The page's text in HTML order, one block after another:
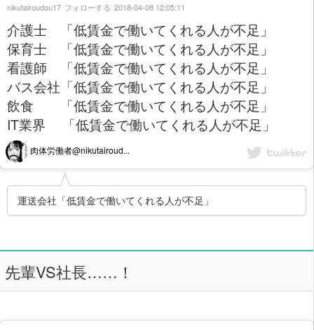
介護士 「低賃金で働いてくれる人が不足」
保育士 「低賃金で働いてくれる人が不足」
看護師 「低賃金で働いてくれる人が不足」
バス会社「低賃金で働いてくれる人が不足」
飲食 「低賃金で働いてくれる人が不足」
IT業界 「低賃金で働いてくれる人が不足」
肉体労働者@nikutairoud...
nikutairoudou17 フォローする 2018-04-08 12:05:11
運送会社「低賃金で働いてくれる人が不足」
先輩VS社長……！